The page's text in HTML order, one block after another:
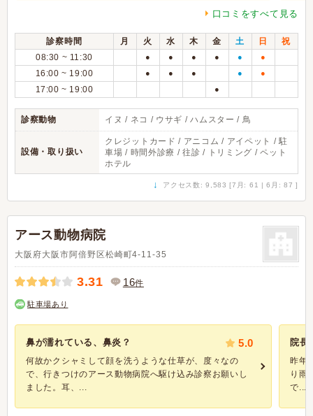
口コミをすべて見る
診察時間 月 火 水 木 金 土 日
祝
08:30 ~ 11:30
● ● ● ● ● ●
16:00 ~ 19:00 ● ● ● ● ●
17:00 ~ 19:00 ●
診察動物 イヌ / ネコ / ウサギ / ハムスター / 鳥
設備・取り扱い
クレジットカード / アニコム / アイペット / 駐
車場 / 時間外診療 / 往診 / トリミング / ペット
ホテル
↓ アクセス数: 9,583 [7月: 61 | 6月: 87 ]
アース動物病院
大阪府大阪市阿倍野区松崎町4-11-35
3.31 16件
駐車場あり
鼻が濡れている、鼻炎？ 5.0
何故かクシャミして顔を洗うような仕草が、度々なの
で、行きつけのアース動物病院へ駆け込み診察お願いし
ました。耳、...
院長
昨年
り雨
で...